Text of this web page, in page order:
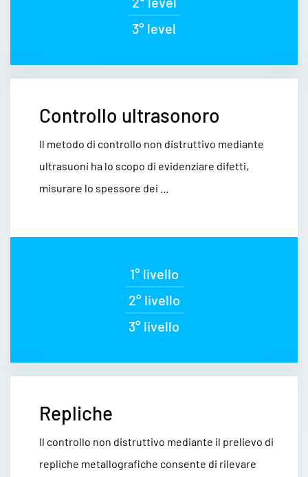
3° level
Controllo ultrasonoro
Il metodo di controllo non distruttivo mediante
ultrasuoni ha lo scopo di evidenziare difetti,
misurare lo spessore dei ...
1° livello
2° livello
3° livello
Repliche
Il controllo non distruttivo mediante il prelievo di
repliche metallografiche consente di rilevare